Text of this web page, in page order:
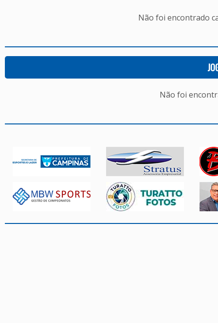
Não foi encontrado
Não foi